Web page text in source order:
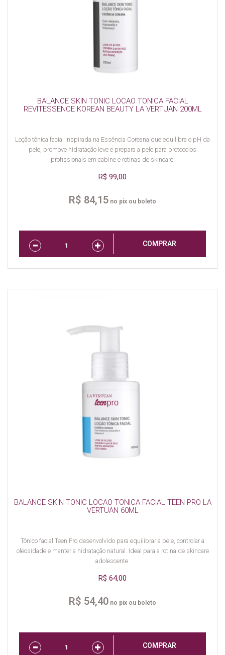
BALANCE SKIN TONIC LOCAO TONICA FACIAL
REVITESSENCE KOREAN BEAUTY LA VERTUAN 200ML
Loção tônica facial inspirada na Essência Coreana que equilibra o pH da
pele, promove hidratação leve e prepara a pele para protocolos
profissionais em cabine e rotinas de skincare.
R$ 99,00
R$ 84,15 no pix ou boleto
COMPRAR
BALANCE SKIN TONIC LOCAO TONICA FACIAL TEEN PRO LA
VERTUAN 60ML
Tônico facial Teen Pro desenvolvido para equilibrar a pele, controlar a
oleosidade e manter a hidratação natural. Ideal para a rotina de skincare
adolescente.
R$ 64,00
R$ 54,40 no pix ou boleto
COMPRAR